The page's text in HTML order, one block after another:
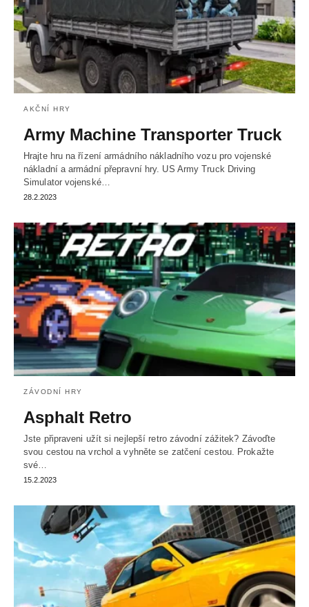
AKČNÍ HRY
Army Machine Transporter Truck
Hrajte hru na řízení armádního nákladního vozu pro vojenské
nákladní a armádní přepravní hry. US Army Truck Driving
Simulator vojenské…
28.2.2023
ZÁVODNÍ HRY
Asphalt Retro
Jste připraveni užít si nejlepší retro závodní zážitek? Závoďte
svou cestou na vrchol a vyhněte se zatčení cestou. Prokažte
své…
15.2.2023